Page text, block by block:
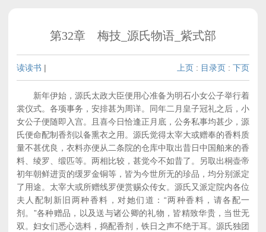
第32章 梅技_源氏物语_紫式部
读读书 | 上页 : 目录页 : 下页
新年伊始，源氏太政大臣便用心准备为明石小女公子举行着
裳仪式。各项事务，安排甚为周详。同年二月皇子冠礼之后，小
女公子便随即入宫。且喜今日恰逢正月底，公务私事均甚少，源
氏便命配制香剂以备熏衣之用。源氏觉得太宰大或赠奉的香料质
量不甚优良，衣料亦便从二条院的仓库中取出昔日中国舶来的香
料、绫罗、缎匹等。两相比较，甚觉今不如昔了。另取出桐壶帝
初年朝鲜进贡的缓罗金铜等，皆为今世所无的珍品，均分别派定
了用途。太宰大或所赠线罗便赏赐众传女。源氏又派定院内各位
夫人配制新旧两种香料，对她们道：“两种香料，请各配一
剂。”各种赠品，以及送与诸公卿的礼物，皆精致华贵，当世无
双。妇女们悉心选料，捣配香剂，铁日之声不绝于耳。源氏独团